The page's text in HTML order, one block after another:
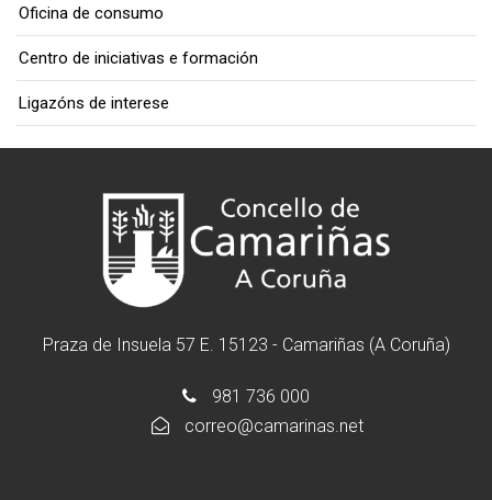
Oficina de consumo
Centro de iniciativas e formación
Ligazóns de interese
Praza de Insuela 57 E. 15123 - Camariñas (A Coruña)
981 736 000
correo@camarinas.net